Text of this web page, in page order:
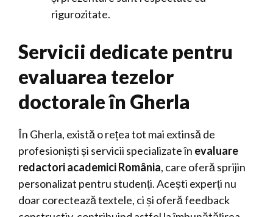
rigurozitate.
Servicii dedicate pentru
evaluarea tezelor
doctorale în Gherla
În Gherla, există o rețea tot mai extinsă de
profesioniști și servicii specializate în evaluare
redactori academici România, care oferă sprijin
personalizat pentru studenți. Acești experți nu
doar corectează textele, ci și oferă feedback